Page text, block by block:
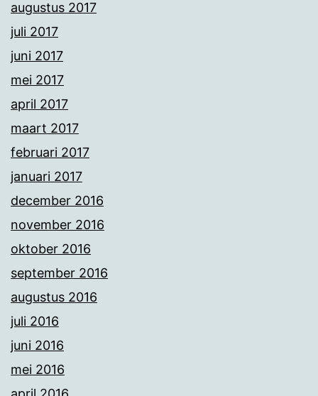
augustus 2017
juli 2017
juni 2017
mei 2017
april 2017
maart 2017
februari 2017
januari 2017
december 2016
november 2016
oktober 2016
september 2016
augustus 2016
juli 2016
juni 2016
mei 2016